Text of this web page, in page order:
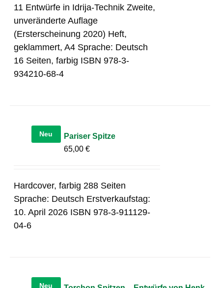
11 Entwürfe in Idrija-Technik Zweite,
unveränderte Auflage
(Ersterscheinung 2020) Heft,
geklammert, A4 Sprache: Deutsch
16 Seiten, farbig ISBN 978-3-
934210-68-4
Neu
Pariser Spitze
65,00€
Hardcover, farbig 288 Seiten
Sprache: Deutsch Erstverkaufstag:
10. April 2026 ISBN 978-3-911129-
04-6
Neu